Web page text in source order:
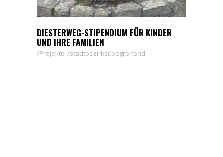
DIESTERWEG-STIPENDIUM FÜR KINDER
UND IHRE FAMILIEN
Projekte stadtbezirksübegreifend